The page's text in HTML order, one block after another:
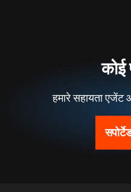
कोई
हमारे सहायता एजेंट